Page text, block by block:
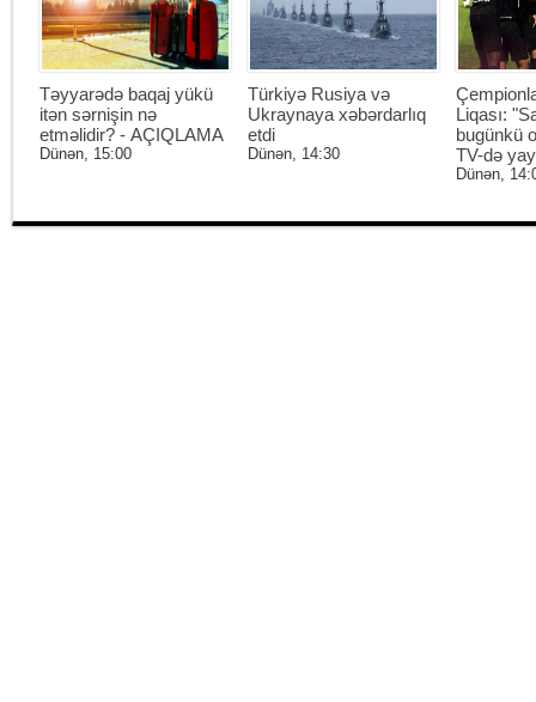
Təyyarədə baqaj yükü
itən sərnişin nə
etməlidir? - AÇIQLAMA
Dünən, 15:00
Türkiyə Rusiya və
Ukraynaya xəbərdarlıq
etdi
Dünən, 14:30
Liqası:
bugünkü
TV-də
Dünən,